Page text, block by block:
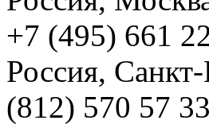
+7 (495) 661
Россия,
(812) 570 57 33